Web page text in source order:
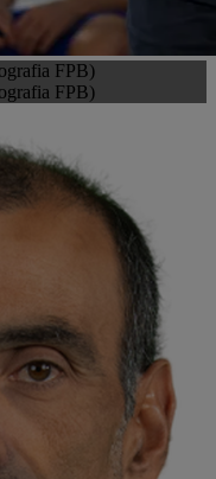
FPB)
FPB)